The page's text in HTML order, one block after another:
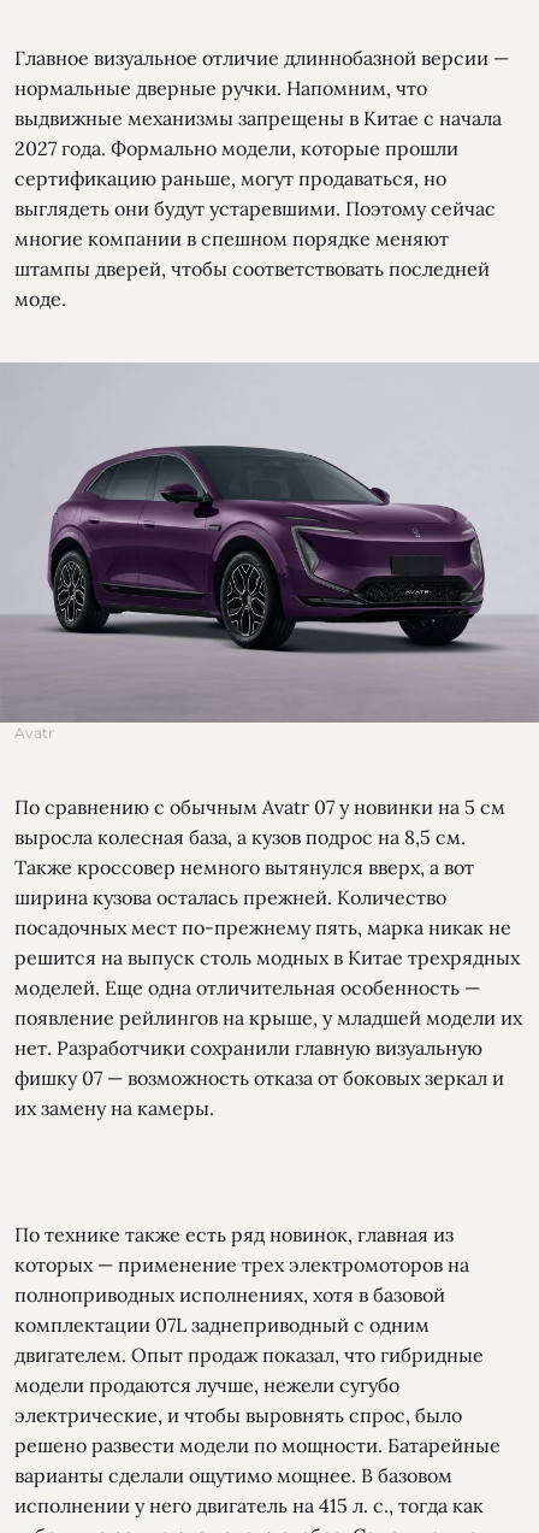
Главное визуальное отличие длиннобазной версии —
нормальные дверные ручки. Напомним, что
выдвижные механизмы запрещены в Китае с начала
2027 года. Формально модели, которые прошли
сертификацию раньше, могут продаваться, но
выглядеть они будут устаревшими. Поэтому сейчас
многие компании в спешном порядке меняют
штампы дверей, чтобы соответствовать последней
моде.
Avatr
По сравнению с обычным Avatr 07 у новинки на 5 см
выросла колесная база, а кузов подрос на 8,5 см.
Также кроссовер немного вытянулся вверх, а вот
ширина кузова осталась прежней. Количество
посадочных мест по-прежнему пять, марка никак не
решится на выпуск столь модных в Китае трехрядных
моделей. Еще одна отличительная особенность —
появление рейлингов на крыше, у младшей модели их
нет. Разработчики сохранили главную визуальную
фишку 07 — возможность отказа от боковых зеркал и
их замену на камеры.
По технике также есть ряд новинок, главная из
которых — применение трех электромоторов на
полноприводных исполнениях, хотя в базовой
комплектации 07L заднеприводный с одним
двигателем. Опыт продаж показал, что гибридные
модели продаются лучше, нежели сугубо
электрические, и чтобы выровнять спрос, было
решено развести модели по мощности. Батарейные
варианты сделали ощутимо мощнее. В базовом
исполнении у него двигатель на 415 л. с., тогда как